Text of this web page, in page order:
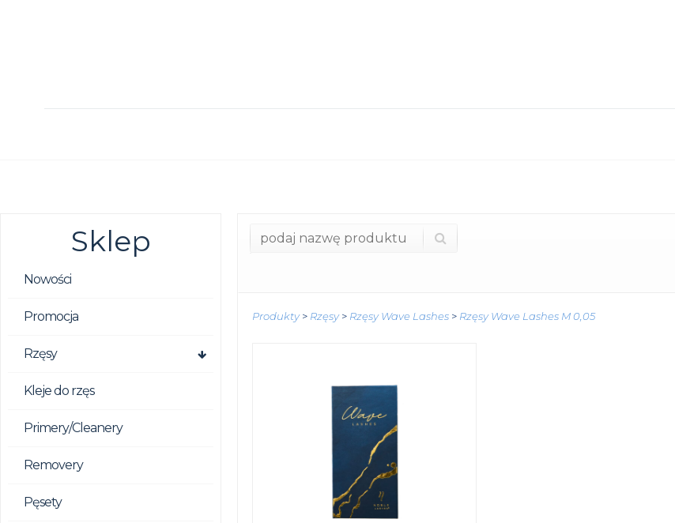
Sklep
Nowości
Promocja
Rzęsy
Kleje do rzęs
Primery/Cleanery
Removery
Pęsety
Produkty> Rzęsy> Rzęsy Wave Lashes > Rzęsy Wave Lashes M 0,05